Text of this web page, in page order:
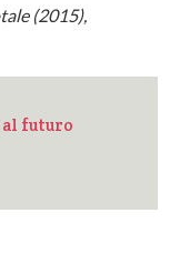
(2015),
al futuro